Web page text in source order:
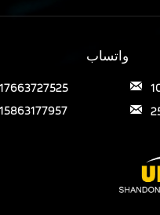
واتساب

